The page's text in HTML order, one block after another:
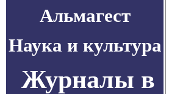
Альмагест
Наука и культура
Журналы в